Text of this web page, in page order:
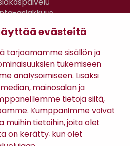
evästeitä
tarjoamamme sisällön ja
tukemiseen
analysoimiseen. Lisäksi
mainosalan ja
tietoja siitä,
Kumppanimme voivat
muihin tietoihin, joita olet
on kerätty, kun olet
asiakkuus
Ratsula Café